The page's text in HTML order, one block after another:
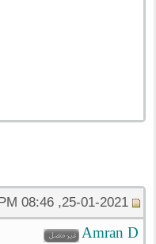
25-01-2021, 08:46 PM
Amran D